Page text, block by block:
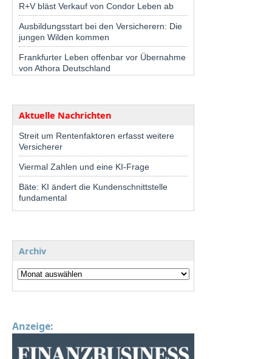
R+V bläst Verkauf von Condor Leben ab
Ausbildungsstart bei den Versicherern: Die
jungen Wilden kommen
Frankfurter Leben offenbar vor Übernahme
von Athora Deutschland
Aktuelle Nachrichten
Streit um Rentenfaktoren erfasst weitere
Versicherer
Viermal Zahlen und eine KI-Frage
Bäte: KI ändert die Kundenschnittstelle
fundamental
Archiv
Anzeige: